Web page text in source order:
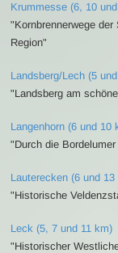
Krummesse (6, 10
"Kornbrennerwege
Region"
Landsberg/Lech (5
"Landsberg am
Langenhorn (6 und 10
"Durch die Bordelumer
Lauterecken (6 und 13
"Historische
Leck (5, 7 und 11 km)
"Historischer